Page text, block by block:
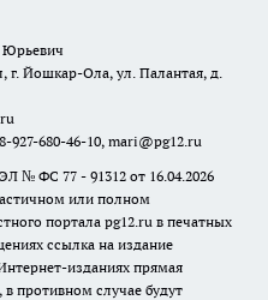
Юрьевич
г. Йошкар-Ола, ул. Палантая, д.
927-680-46-10, mari@pg12.ru
№ ФС 77 - 91312 от 16.04.2026
или полном
портала pg12.ru в печатных
ссылка на издание
изданиях прямая
в противном случае будут